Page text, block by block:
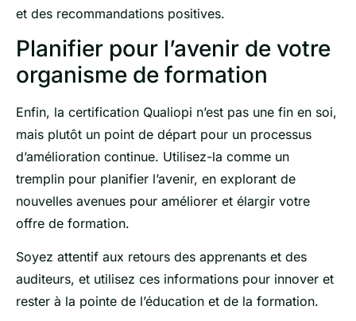
et des recommandations positives.
Planifier pour l’avenir de votre
organisme de formation
Enfin, la certification Qualiopi n’est pas une fin en soi,
mais plutôt un point de départ pour un processus
d’amélioration continue. Utilisez-la comme un
tremplin pour planifier l’avenir, en explorant de
nouvelles avenues pour améliorer et élargir votre
offre de formation.
Soyez attentif aux retours des apprenants et des
auditeurs, et utilisez ces informations pour innover et
rester à la pointe de l’éducation et de la formation.